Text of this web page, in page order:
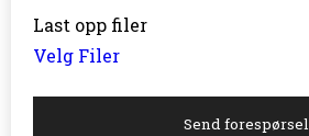
Last opp filer
Velg Filer
Send forespørsel